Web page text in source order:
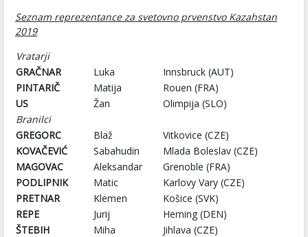
Seznam reprezentance za svetovno prvenstvo Kazahstan
2019
Vratarji
GRAČNAR
Luka
Innsbruck (AUT)
PINTARIČ
Matija
Rouen (FRA)
US
Žan
Olimpija (SLO)
Branilci
GREGORC
Blaž
Vitkovice (CZE)
KOVAČEVIĆ
Sabahudin
Mlada Boleslav (CZE)
MAGOVAC
Aleksandar
Grenoble (FRA)
PODLIPNIK
Matic
Karlovy Vary (CZE)
PRETNAR
Klemen
Košice (SVK)
REPE
Jurij
Herning (DEN)
ŠTEBIH
Miha
Jihlava (CZE)